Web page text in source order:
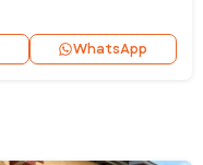
WhatsApp